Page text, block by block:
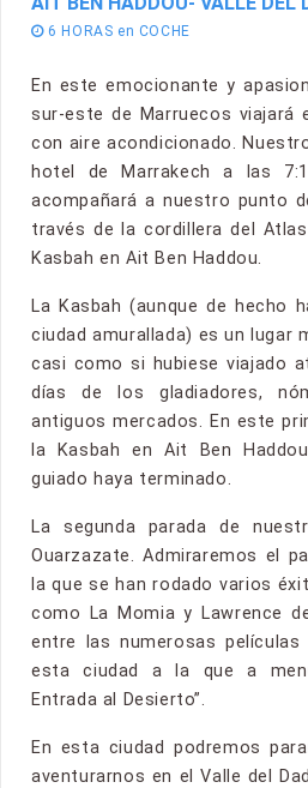
6 HORAS en COCHE
En este emocionante y
sur-este de Marruecos viajará
con aire acondicionado.
hotel de Marrakech a las
acompañará a nuestro punto
través de la cordillera del
Kasbah en Ait Ben Haddou.
La Kasbah (aunque de hecho
ciudad amurallada) es un lugar
casi como si hubiese viajado
días de los gladiadores,
antiguos mercados. En este
la Kasbah en Ait Ben
guiado haya terminado.
La segunda parada de
Ouarzazate. Admiraremos el
la que se han rodado varios
como La Momia y Lawrence
entre las numerosas
esta ciudad a la que a
Entrada al Desierto”.
En esta ciudad podremos
aventurarnos en el Valle del